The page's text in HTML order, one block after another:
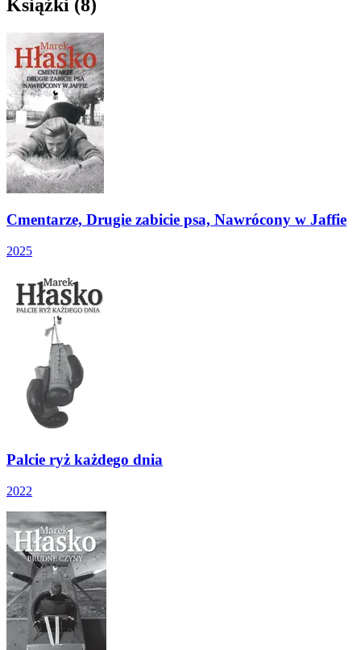
Książki (8)
Cmentarze, Drugie zabicie psa, Nawrócony w Jaffie
2025
Palcie ryż każdego dnia
2022